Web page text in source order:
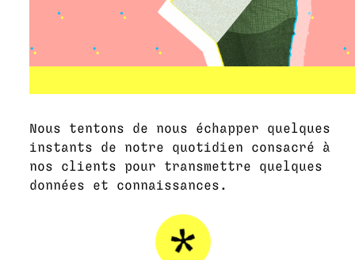
Nous tentons de nous échapper quelques
instants de notre quotidien consacré à
nos clients pour transmettre quelques
données et connaissances.